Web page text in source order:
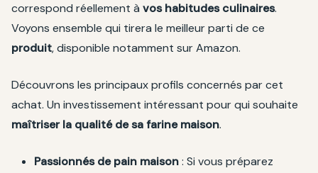
correspond réellement à vos habitudes culinaires.
Voyons ensemble qui tirera le meilleur parti de ce
produit, disponible notamment sur Amazon.
Découvrons les principaux profils concernés par cet
achat. Un investissement intéressant pour qui souhaite
maîtriser la qualité de sa farine maison.
Passionnés de pain maison: Si vous préparez